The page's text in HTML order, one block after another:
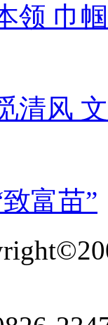
领 巾
清风
富苗”